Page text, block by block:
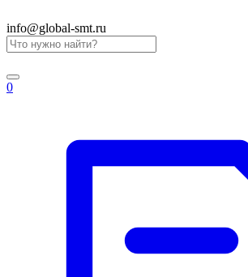
info@global-smt.ru
0